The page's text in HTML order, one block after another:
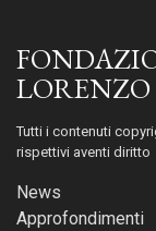
Tutti i contenuti
rispettivi aventi diritto
News
Approfondimenti